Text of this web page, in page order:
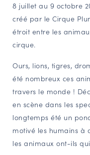
PORTAIL
Comité d'Histoire
Service Inventaire et
Amateurs d’histoire et
Responsables de
Étudiants & chercheurs
8 juillet au 9 octobre
créé par le Cirque
étroit entre les
cirque.
Ours, lions, tigres,
été nombreux ces
travers le monde !
en scène dans les
longtemps été un
motivé les humains à
les animaux ont-ils